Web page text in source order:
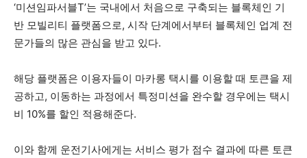
‘미션임파서블T’는 국내에서 처음으로 구축되는 블록체인 기
반 모빌리티 플랫폼으로, 시작 단계에서부터 블록체인 업계 전
문가들의 많은 관심을 받고 있다.
해당 플랫폼은 이용자들이 마카롱 택시를 이용할 때 토큰을 제
공하고, 이동하는 과정에서 특정미션을 완수할 경우에는 택시
비 10%를 할인 적용해준다.
이와 함께 운전기사에게는 서비스 평가 점수 결과에 따른 토큰